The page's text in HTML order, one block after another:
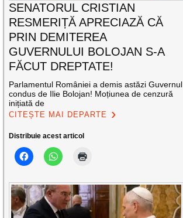
SENATORUL CRISTIAN
RESMERIȚĂ APRECIAZĂ CĂ
PRIN DEMITEREA
GUVERNULUI BOLOJAN S-A
FĂCUT DREPTATE!
Parlamentul României a demis astăzi Guvernul
condus de Ilie Bolojan! Moțiunea de cenzură
inițiată de
CITEȘTE MAI DEPARTE
Distribuie acest articol